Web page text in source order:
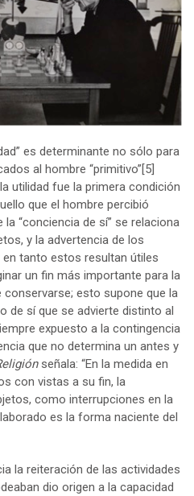
es determinante no sólo para
al hombre “primitivo”[5]
utilidad fue la primera condición
que el hombre percibió
“conciencia de sí” se relaciona
y la advertencia de los
tanto estos resultan útiles
un fin más importante para la
esto supone que la
de sí que se advierte distinto al
expuesto a la contingencia
que no determina un antes y
señala: “En la medida en
con vistas a su fin, la
como interrupciones en la
es la forma naciente del
la reiteración de las actividades
dio origen a la capacidad